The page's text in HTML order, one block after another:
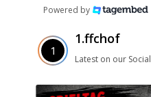
Powered by
1.ffchof
Latest on our Social